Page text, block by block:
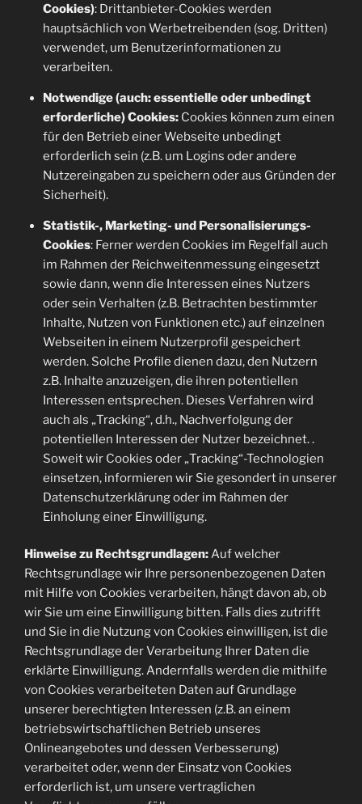
Cookies): Drittanbieter-Cookies werden
hauptsächlich von Werbetreibenden (sog. Dritten)
verwendet, um Benutzerinformationen zu
verarbeiten.
Notwendige (auch: essentielle oder unbedingt
erforderliche) Cookies:Cookies können zum einen
für den Betrieb einer Webseite unbedingt
erforderlich sein (z.B. um Logins oder andere
Nutzereingaben zu speichern oder aus Gründen der
Sicherheit).
Statistik-, Marketing- und Personalisierungs-
Cookies: Ferner werden Cookies im Regelfall auch
im Rahmen der Reichweitenmessung eingesetzt
sowie dann, wenn die Interessen eines Nutzers
oder sein Verhalten (z.B. Betrachten bestimmter
Inhalte, Nutzen von Funktionen etc.) auf einzelnen
Webseiten in einem Nutzerprofil gespeichert
werden. Solche Profile dienen dazu, den Nutzern
z.B. Inhalte anzuzeigen, die ihren potentiellen
Interessen entsprechen. Dieses Verfahren wird
auch als „Tracking“, d.h., Nachverfolgung der
potentiellen Interessen der Nutzer bezeichnet. .
Soweit wir Cookies oder „Tracking“-Technologien
einsetzen, informieren wir Sie gesondert in unserer
Datenschutzerklärung oder im Rahmen der
Einholung einer Einwilligung.
Hinweise zu Rechtsgrundlagen:Auf welcher
Rechtsgrundlage wir Ihre personenbezogenen Daten
mit Hilfe von Cookies verarbeiten, hängt davon ab, ob
wir Sie um eine Einwilligung bitten. Falls dies zutrifft
und Sie in die Nutzung von Cookies einwilligen, ist die
Rechtsgrundlage der Verarbeitung Ihrer Daten die
erklärte Einwilligung. Andernfalls werden die mithilfe
von Cookies verarbeiteten Daten auf Grundlage
unserer berechtigten Interessen (z.B. an einem
betriebswirtschaftlichen Betrieb unseres
Onlineangebotes und dessen Verbesserung)
verarbeitet oder, wenn der Einsatz von Cookies
erforderlich ist, um unsere vertraglichen